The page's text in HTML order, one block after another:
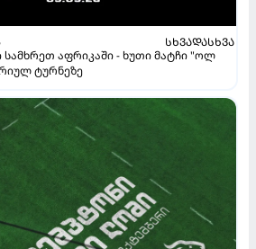
ᲡᲮᲕᲐᲓᲐᲡᲮᲕᲐ
სამხრეთ აფრიკაში - ხუთი მატჩი "ოლ
ტურნეზე